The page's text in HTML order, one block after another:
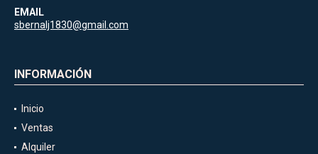
EMAIL
sbernalj1830@gmail.com
INFORMACIÓN
Inicio
Ventas
Alquiler